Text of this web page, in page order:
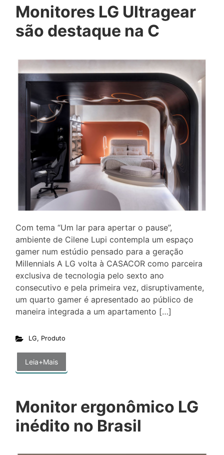
Monitores LG Ultragear
são destaque na C
Com tema “Um lar para apertar o pause”,
ambiente de Cilene Lupi contempla um espaço
gamer num estúdio pensado para a geração
Millennials A LG volta à CASACOR como parceira
exclusiva de tecnologia pelo sexto ano
consecutivo e pela primeira vez, disruptivamente,
um quarto gamer é apresentado ao público de
maneira integrada a um apartamento […]
LG, Produto
Leia+Mais
Monitor ergonômico LG
inédito no Brasil